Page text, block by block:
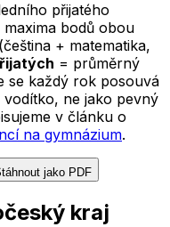
přijatého
bodů obou
+ matematika,
= průměrný
se každý rok posouvá
ne jako pevný
v článku o
na gymnázium.
jako PDF
kraj